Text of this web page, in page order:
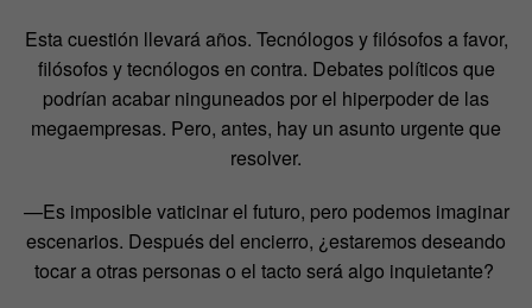
Esta cuestión llevará años. Tecnólogos y filósofos a favor,
filósofos y tecnólogos en contra. Debates políticos que
podrían acabar ninguneados por el hiperpoder de las
megaempresas. Pero, antes, hay un asunto urgente que
resolver.
—Es imposible vaticinar el futuro, pero podemos imaginar
escenarios. Después del encierro, ¿estaremos deseando
tocar a otras personas o el tacto será algo inquietante?